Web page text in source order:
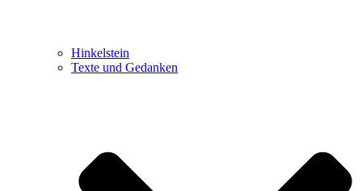
Hinkelstein
Texte und Gedanken